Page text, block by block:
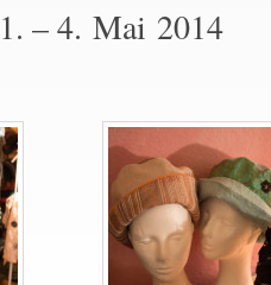
– 4. Mai 2014